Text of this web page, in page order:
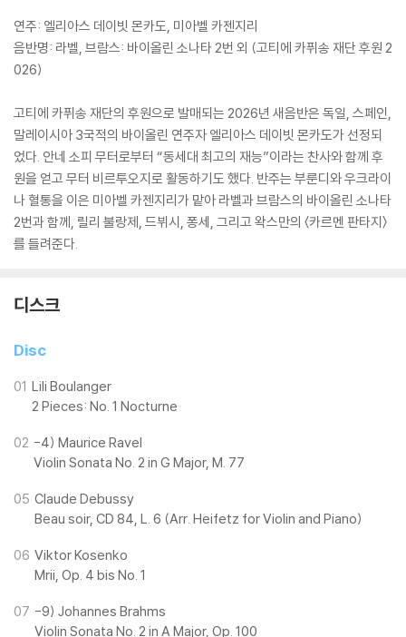
연주: 엘리아스 데이빗 몬카도, 미아벨 카젠지리
음반명: 라벨, 브람스: 바이올린 소나타 2번 외 (고티에 카퓌송 재단 후원 2
026)
고티에 카퓌송 재단의 후원으로 발매되는 2026년 새음반은 독일, 스페인,
말레이시아 3국적의 바이올린 연주자 엘리아스 데이빗 몬카도가 선정되
었다. 안네 소피 무터로부터 “동세대 최고의 재능”이라는 찬사와 함께 후
원을 얻고 무터 비르투오지로 활동하기도 했다. 반주는 부룬디와 우크라이
나 혈통을 이은 미아벨 카젠지리가 맡아 라벨과 브람스의 바이올린 소나타
2번과 함께, 릴리 불랑제, 드뷔시, 퐁세, 그리고 왁스만의 〈카르멘 판타지〉
를 들려준다.
디스크
Disc
01 Lili Boulanger
2 Pieces: No. 1 Nocturne
02 -4) Maurice Ravel
Violin Sonata No. 2 in G Major, M. 77
05 Claude Debussy
Beau soir, CD 84, L. 6 (Arr. Heifetz for Violin and Piano)
06 Viktor Kosenko
Mrii, Op. 4 bis No. 1
07 -9) Johannes Brahms
Violin Sonata No. 2 in A Major, Op. 100